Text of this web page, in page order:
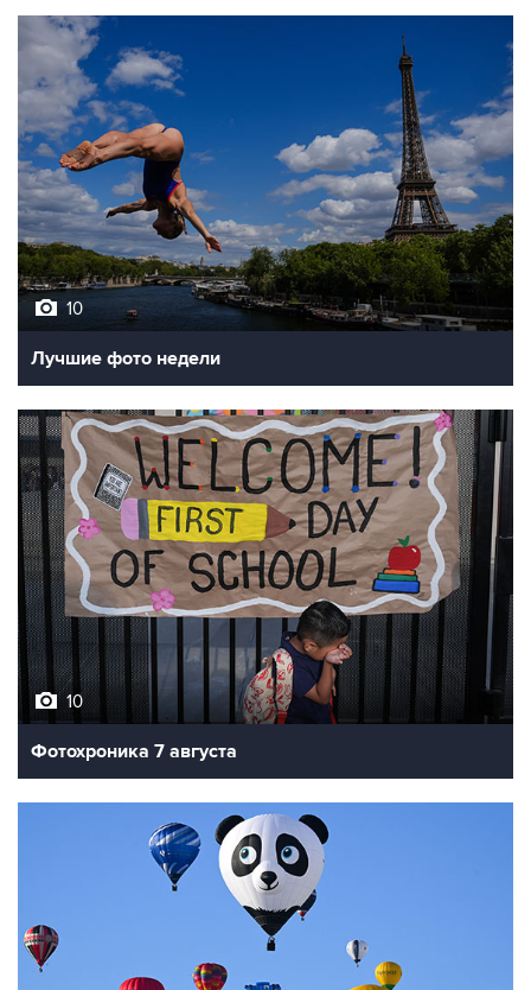
10
Лучшие фото недели
10
Фотохроника 7 августа